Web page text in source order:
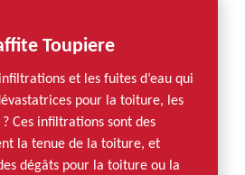
Toupiere
et les fuites d’eau qui
pour la toiture, les
Ces infiltrations sont des
la tenue de la toiture, et
dégâts pour la toiture ou la